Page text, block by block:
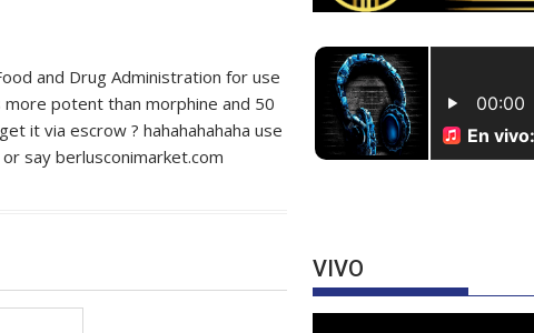
and Drug Administration for use
potent than morphine and 50
it via escrow ? hahahahahaha use
say berlusconimarket.com
VIVO